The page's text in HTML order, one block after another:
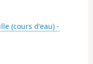
(cours d'eau) -